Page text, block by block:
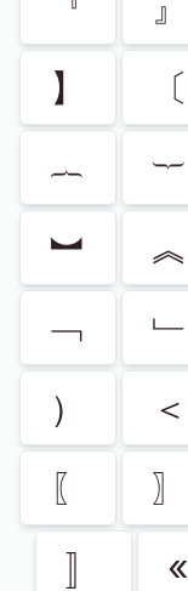
】
〔
︷
︸
︼
︽
﹁
﹂
）
＜
〖
〗
〛
«